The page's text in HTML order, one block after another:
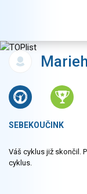
SEBEKOUČINK
Váš cyklus již skončil.
cyklus.